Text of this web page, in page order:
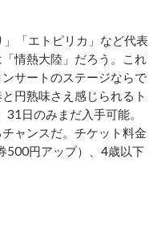
「エトピリカ」など代表
情熱大陸」だろう。これ
サートのステージならで
円熟味さえ感じられるト
日のみまだ入手可能。
ャンスだ。チケット料金
500円アップ）、4歳以下